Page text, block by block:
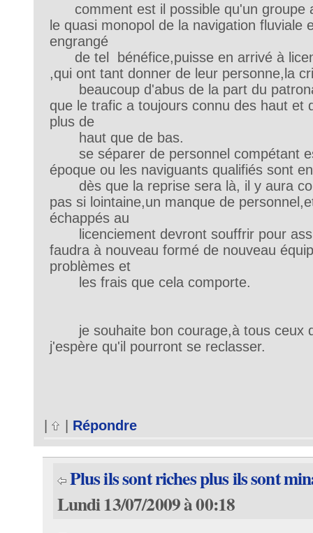
comment est il possible qu'un groupe
le quasi monopol de la navigation fluviale
engrangé
de tel bénéfice,puisse en arrivé à
,qui ont tant donner de leur personne,la
beaucoup d'abus de la part du
que le trafic a toujours connu des haut et
plus de
haut que de bas.
se séparer de personnel compétant
époque ou les naviguants qualifiés sont
dès que la reprise sera là, il y aura
pas si lointaine,un manque de
échappés au
licenciement devront souffrir pour
faudra à nouveau formé de nouveau
problèmes et
les frais que cela comporte.
je souhaite bon courage,à tous ceux
j'espère qu'il pourront se reclasser.
Répondre
Plus ils sont riches plus ils sont
Lundi 13/07/2009 à 00:18